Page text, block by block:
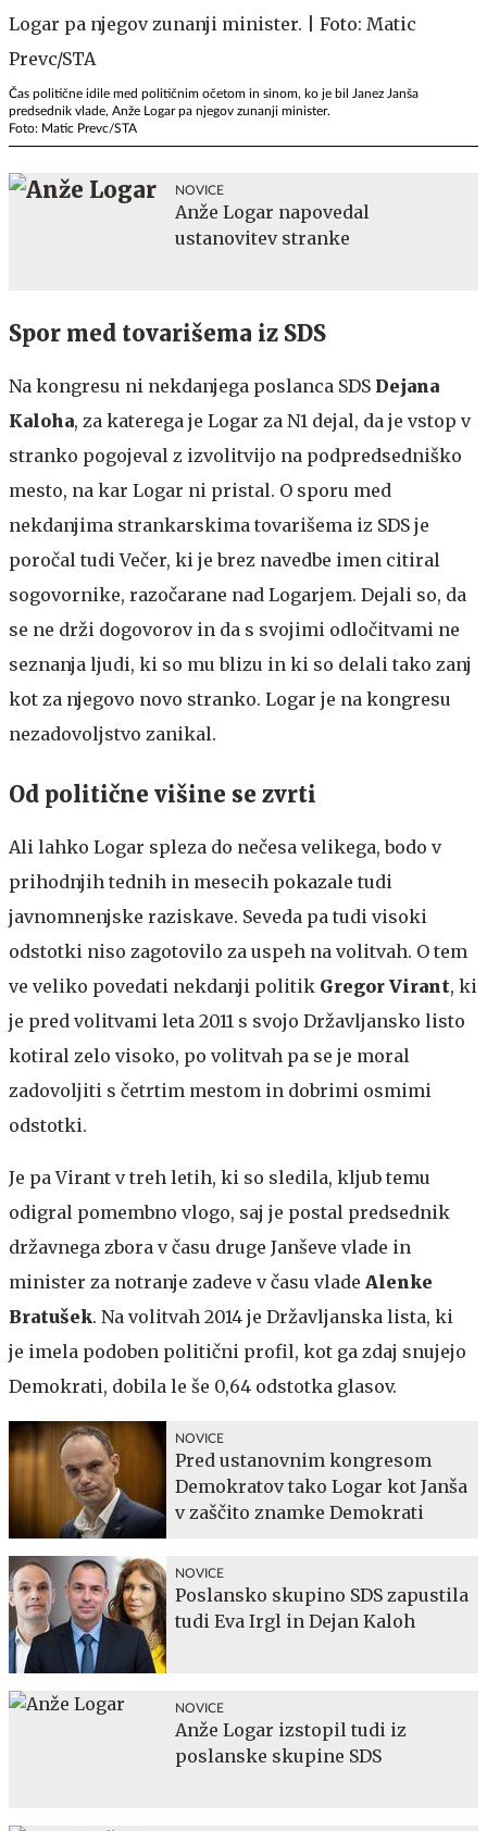
Čas politične idile med političnim očetom in sinom, ko je bil Janez Janša
predsednik vlade, Anže Logar pa njegov zunanji minister.
Foto: Matic Prevc/STA
NOVICE
Anže Logar napovedal
ustanovitev stranke
Spor med tovarišema iz SDS
Na kongresu ni nekdanjega poslanca SDS Dejana
Kaloha, za katerega je Logar za N1 dejal, da je vstop v
stranko pogojeval z izvolitvijo na podpredsedniško
mesto, na kar Logar ni pristal. O sporu med
nekdanjima strankarskima tovarišema iz SDS je
poročal tudi Večer, ki je brez navedbe imen citiral
sogovornike, razočarane nad Logarjem. Dejali so, da
se ne drži dogovorov in da s svojimi odločitvami ne
seznanja ljudi, ki so mu blizu in ki so delali tako zanj
kot za njegovo novo stranko. Logar je na kongresu
nezadovoljstvo zanikal.
Od politične višine se zvrti
Ali lahko Logar spleza do nečesa velikega, bodo v
prihodnjih tednih in mesecih pokazale tudi
javnomnenjske raziskave. Seveda pa tudi visoki
odstotki niso zagotovilo za uspeh na volitvah. O tem
ve veliko povedati nekdanji politik Gregor Virant, ki
je pred volitvami leta 2011 s svojo Državljansko listo
kotiral zelo visoko, po volitvah pa se je moral
zadovoljiti s četrtim mestom in dobrimi osmimi
odstotki.
Je pa Virant v treh letih, ki so sledila, kljub temu
odigral pomembno vlogo, saj je postal predsednik
državnega zbora v času druge Janševe vlade in
minister za notranje zadeve v času vlade Alenke
Bratušek. Na volitvah 2014 je Državljanska lista, ki
je imela podoben politični profil, kot ga zdaj snujejo
Demokrati, dobila le še 0,64 odstotka glasov.
NOVICE
Pred ustanovnim kongresom
Demokratov tako Logar kot Janša
v zaščito znamke Demokrati
NOVICE
Poslansko skupino SDS zapustila
tudi Eva Irgl in Dejan Kaloh
NOVICE
Anže Logar izstopil tudi iz
poslanske skupine SDS